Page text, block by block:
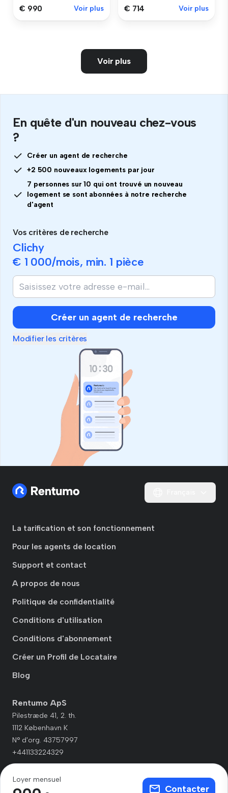
€ 990 Voir plus € 714 Voir plus
Voir plus
En quête d'un nouveau chez-vous
?
Créer un agent de recherche
+2 500 nouveaux logements par jour
7 personnes sur 10 qui ont trouvé un nouveau
logement se sont abonnées à notre recherche
d'agent
Vos critères de recherche
Clichy
€ 1 000/mois, min. 1 pièce
Créer un agent de recherche
Modifier les critères
Loyer mensuel
Contacter
La tarification et son fonctionnement
Pour les agents de location
Support et contact
A propos de nous
Politique de confidentialité
Conditions d'utilisation
Conditions d'abonnement
Créer un Profil de Locataire
Blog
Rentumo ApS
Pilestræde 41, 2. th.
1112 København K
N° d'org. 43757997
+441133224329